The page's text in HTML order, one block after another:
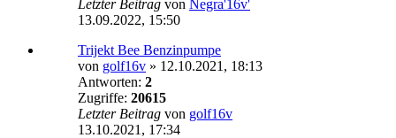
Letzter Beitrag von Negra'16v'
13.09.2022, 15:50
Trijekt Bee Benzinpumpe
von golf16v » 12.10.2021, 18:13
Antworten: 2
Zugriffe: 20615
Letzter Beitrag von golf16v
13.10.2021, 17:34